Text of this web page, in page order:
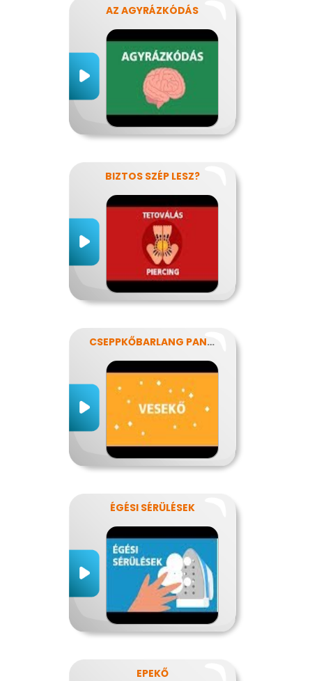
AZ AGYRÁZKÓDÁS
BIZTOS SZÉP LESZ?
CSEPPKŐBARLANG PANASZOKKAL
ÉGÉSI SÉRÜLÉSEK
EPEKŐ